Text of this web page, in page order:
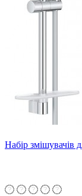
Набір змішувачів